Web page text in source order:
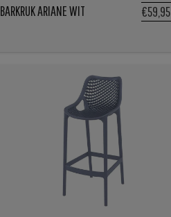
BARKRUK ARIANE WIT €59,95